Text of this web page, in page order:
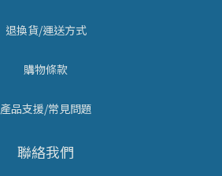
退換貨/運送方式
購物條款
產品支援/常見問題
聯絡我們